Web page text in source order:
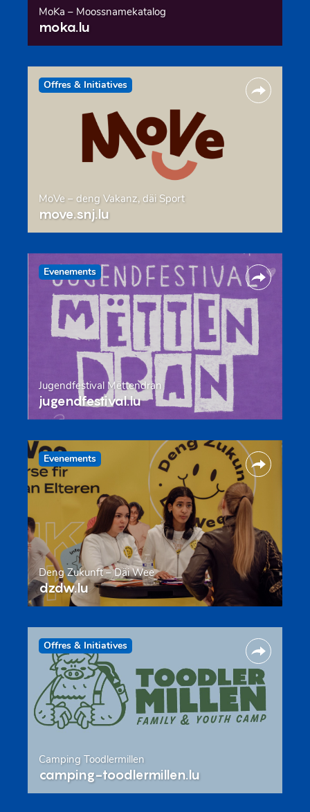
MoKa – Moossnamekatalog
moka.lu
Offres & Initiatives
MoVe – deng Vakanz, däi Sport
move.snj.lu
Evenements
Jugendfestival Mëttendran
jugendfestival.lu
Evenements
Deng Zukunft – Däi Wee
dzdw.lu
Offres & Initiatives
Camping Toodlermillen
camping-toodlermillen.lu